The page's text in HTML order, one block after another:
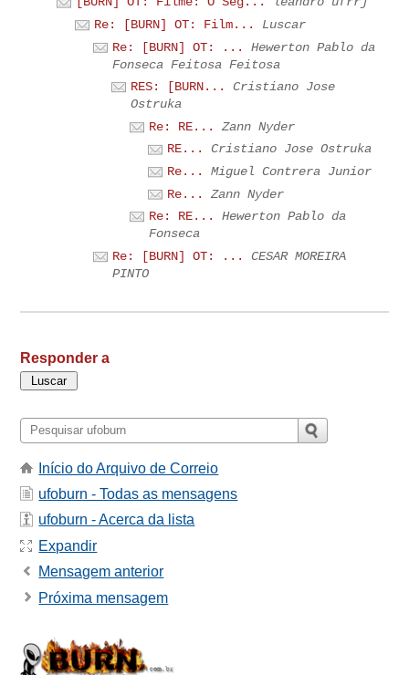
Re: [BURN] OT: Film...
Luscar
Re: [BURN] OT: ...
Hewerton Pablo da
Fonseca Feitosa Feitosa
RES: [BURN...
Cristiano Jose
Ostruka
Re: RE...
Zann Nyder
RE...
Cristiano Jose Ostruka
Re...
Miguel Contrera Junior
Re...
Zann Nyder
Re: RE...
Hewerton Pablo da
Fonseca
Re: [BURN] OT: ...
CESAR MOREIRA
PINTO
Responder a
Início do Arquivo de Correio
ufoburn - Todas as mensagens
ufoburn - Acerca da lista
Expandir
Mensagem anterior
Próxima mensagem